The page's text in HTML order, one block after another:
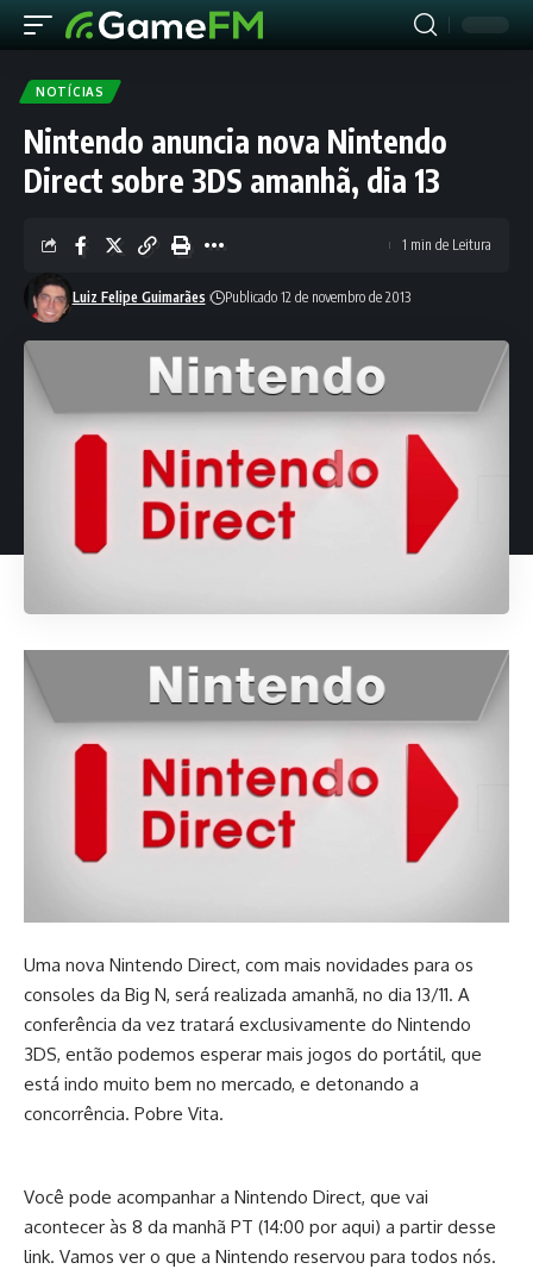
NOTÍCIAS
Nintendo anuncia nova Nintendo
Direct sobre 3DS amanhã, dia 13
Luiz Felipe Guimarães Publicado 12 de novembro de 2013
1 min de Leitura
Uma nova Nintendo Direct, com mais novidades para os
consoles da Big N, será realizada amanhã, no dia 13/11. A
conferência da vez tratará exclusivamente do Nintendo
3DS, então podemos esperar mais jogos do portátil, que
está indo muito bem no mercado, e detonando a
concorrência. Pobre Vita.
Você pode acompanhar a Nintendo Direct, que vai
acontecer às 8 da manhã PT (14:00 por aqui) a partir desse
link. Vamos ver o que a Nintendo reservou para todos nós.